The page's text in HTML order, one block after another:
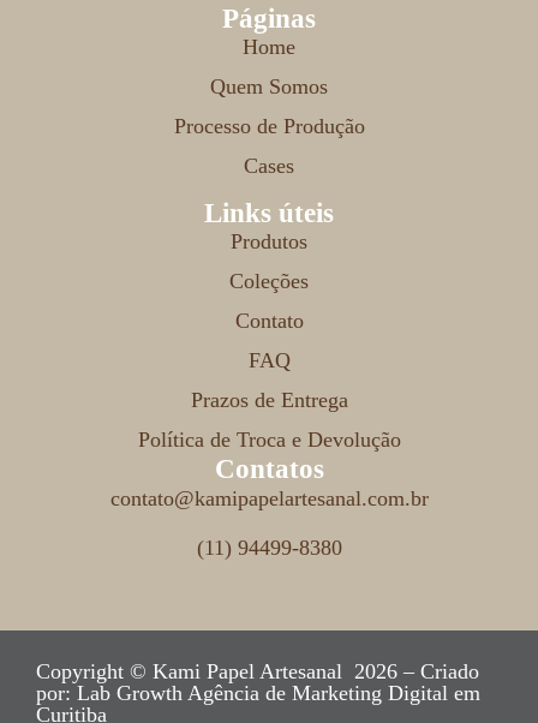
Páginas
Home
Quem Somos
Processo de Produção
Cases
Links úteis
Produtos
Coleções
Contato
FAQ
Prazos de Entrega
Política de Troca e Devolução
Contatos
contato@kamipapelartesanal.com.br
(11) 94499-8380
Copyright © Kami Papel Artesanal 2026 – Criado
por: Lab Growth Agência de Marketing Digital em
Curitiba